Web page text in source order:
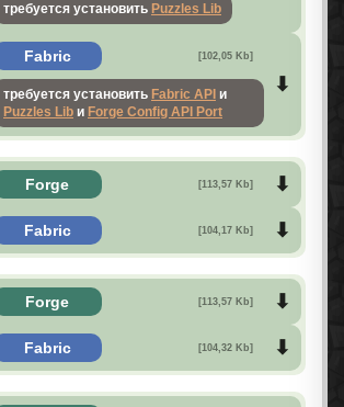
требуется установить Puzzles Lib
Fabric [102,05 Kb]
требуется установить Fabric API и
Puzzles Lib и Forge Config API Port
Forge [113,57 Kb]
Fabric [104,17 Kb]
Forge [113,57 Kb]
Fabric [104,32 Kb]